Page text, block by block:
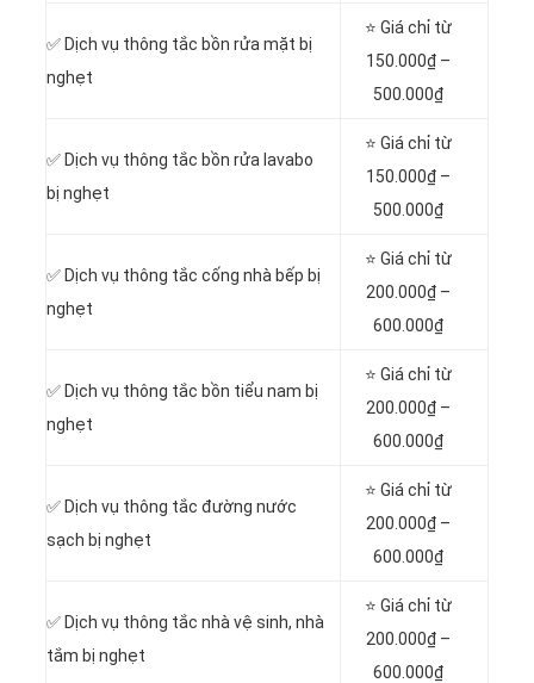
✅ Dịch vụ thông tắc bồn rửa mặt bị
nghẹt
⭐ Giá chỉ từ
150.000₫ –
500.000₫
✅ Dịch vụ thông tắc bồn rửa lavabo
bị nghẹt
⭐ Giá chỉ từ
150.000₫ –
500.000₫
✅ Dịch vụ thông tắc cống nhà bếp bị
nghẹt
⭐ Giá chỉ từ
200.000₫ –
600.000₫
✅ Dịch vụ thông tắc bồn tiểu nam bị
nghẹt
⭐ Giá chỉ từ
200.000₫ –
600.000₫
✅ Dịch vụ thông tắc đường nước
sạch bị nghẹt
⭐ Giá chỉ từ
200.000₫ –
600.000₫
✅ Dịch vụ thông tắc nhà vệ sinh, nhà
tắm bị nghẹt
⭐ Giá chỉ từ
200.000₫ –
600.000₫